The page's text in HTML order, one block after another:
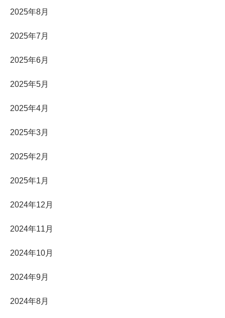
2025年8月
2025年7月
2025年6月
2025年5月
2025年4月
2025年3月
2025年2月
2025年1月
2024年12月
2024年11月
2024年10月
2024年9月
2024年8月